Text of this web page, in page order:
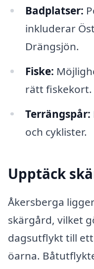
Badplatser:
inkluderar
Drängsjön.
Fiske:
rätt fiskekort.
Terrängspår:
och cyklister.
Upptäck
Åkersberga
skärgård, vilket
dagsutflykt till
öarna.